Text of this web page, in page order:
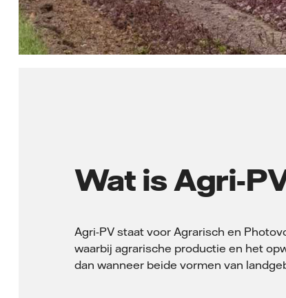
Wat is Agri-
Agri-PV staat voor Agrarisch en
waarbij agrarische productie en het
dan wanneer beide vormen van